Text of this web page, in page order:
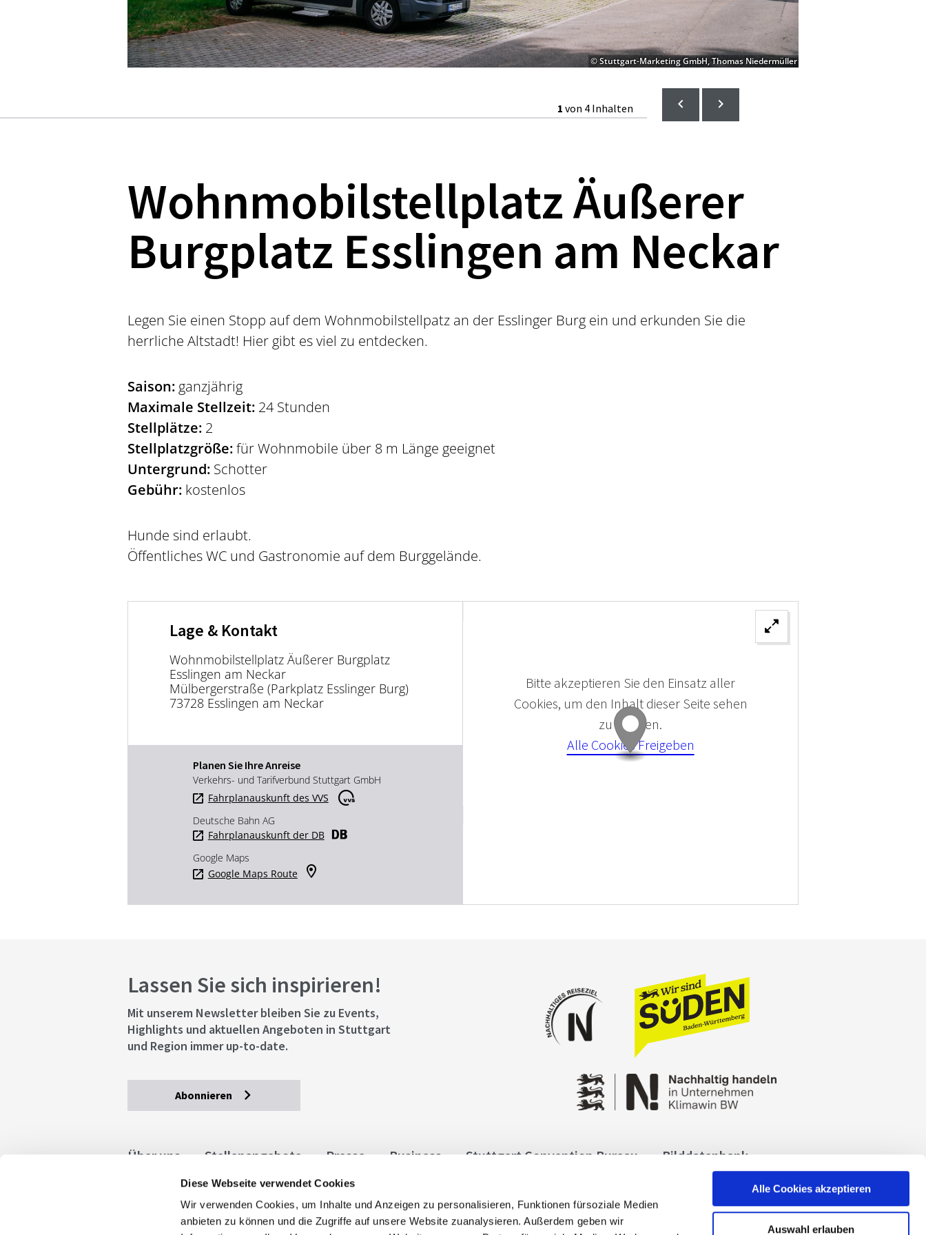
Diese Webseite verwendet Cookies
Wir verwenden Cookies, um Inhalte und Anzeigen zu personalisieren, Funktionen fürsoziale Medien
anbieten zu können und die Zugriffe auf unsere Website zuanalysieren. Außerdem geben wir
Alle Cookies akzeptieren
Auswahl erlauben
© Stuttgart-Marketing GmbH, Thomas Niedermüller
1 von 4 Inhalten
Wohnmobilstellplatz Äußerer
Burgplatz Esslingen am Neckar
Legen Sie einen Stopp auf dem Wohnmobilstellpatz an der Esslinger Burg ein und erkunden Sie die
herrliche Altstadt! Hier gibt es viel zu entdecken.
Saison:ganzjährig
Maximale Stellzeit:24 Stunden
Stellplätze:2
Stellplatzgröße:für Wohnmobile über 8 m Länge geeignet
Untergrund:Schotter
Gebühr: kostenlos
Hunde sind erlaubt.
Öffentliches WC und Gastronomie auf dem Burggelände.
Lage & Kontakt
Wohnmobilstellplatz Äußerer Burgplatz
Esslingen am Neckar
Mülbergerstraße (Parkplatz Esslinger Burg)
73728 Esslingen am Neckar
Planen Sie Ihre Anreise
Verkehrs- und Tarifverbund Stuttgart GmbH
Fahrplanauskunft des VVS
Deutsche Bahn AG
Fahrplanauskunft der DB
Google Maps
Google Maps Route
Bitte akzeptieren Sie den Einsatz aller
Cookies, um den Inhalt dieser Seite sehen
zu können.
Alle Cookies Freigeben
Lassen Sie sich inspirieren!
Mit unserem Newsletter bleiben Sie zu Events,
Highlights und aktuellen Angeboten in Stuttgart
und Region immer up-to-date.
Abonnieren
Über uns Stellenangebote Presse Business Stuttgart Convention Bureau
Bilddatenbank
Allgemeine Geschäftsbedingungen
stuttgart.de
Barrierefreiheit